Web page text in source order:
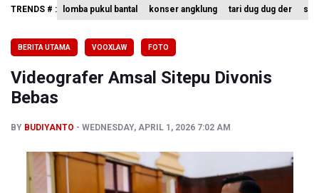
TNI Gelar Latihan Kesiapsiagaan Penanggulangan
Pemprov Jabar Sediakan Knalpot Standar Gratis di Pos
TRENDS # : lomba pukul bantal konser angklung tari dug dug der
BERITA UTAMA VOOXLAW FOTO
Videografer Amsal Sitepu Divonis
Bebas
BY BUDIYANTO WEDNESDAY, APRIL 1, 2026 7:02 AM